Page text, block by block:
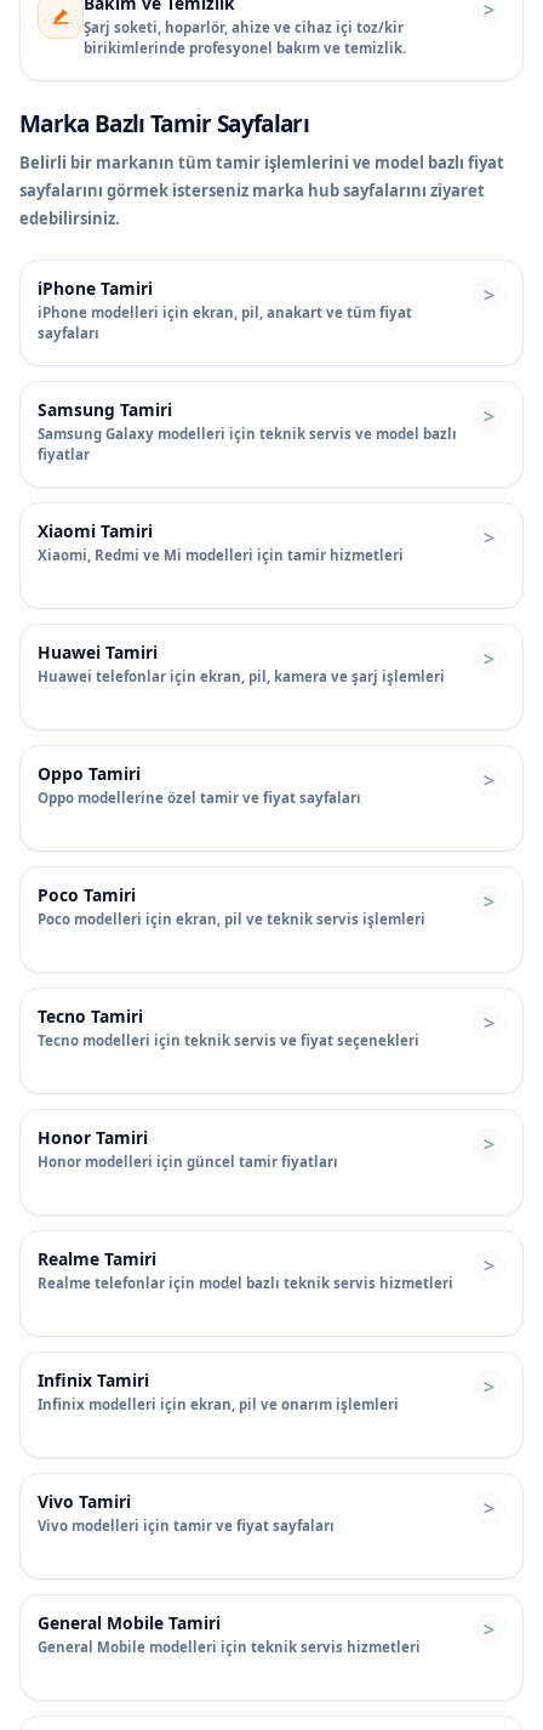
Şarj soketi, hoparlör, ahize ve cihaz içi toz/kir
birikimlerinde profesyonel bakım ve temizlik.
Marka Bazlı Tamir Sayfaları
Belirli bir markanın tüm tamir işlemlerini ve model bazlı fiyat
sayfalarını görmek isterseniz marka hub sayfalarını ziyaret
edebilirsiniz.
iPhone Tamiri
iPhone modelleri için ekran, pil, anakart ve tüm fiyat
sayfaları
Samsung Tamiri
Samsung Galaxy modelleri için teknik servis ve model bazlı
fiyatlar
Xiaomi Tamiri
Xiaomi, Redmi ve Mi modelleri için tamir hizmetleri
Huawei Tamiri
Huawei telefonlar için ekran, pil, kamera ve şarj işlemleri
Oppo Tamiri
Oppo modellerine özel tamir ve fiyat sayfaları
Poco Tamiri
Poco modelleri için ekran, pil ve teknik servis işlemleri
Tecno Tamiri
Tecno modelleri için teknik servis ve fiyat seçenekleri
Honor Tamiri
Honor modelleri için güncel tamir fiyatları
Realme Tamiri
Realme telefonlar için model bazlı teknik servis hizmetleri
Infinix Tamiri
Infinix modelleri için ekran, pil ve onarım işlemleri
Vivo Tamiri
Vivo modelleri için tamir ve fiyat sayfaları
General Mobile Tamiri
General Mobile modelleri için teknik servis hizmetleri